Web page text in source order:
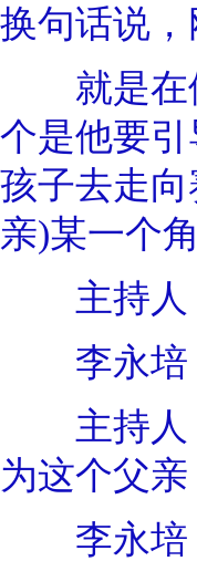
换句话说
就是在他
个是他要
孩子去走
亲)某一个
主持人：
李永培
主持人：
为这个父
李永培：